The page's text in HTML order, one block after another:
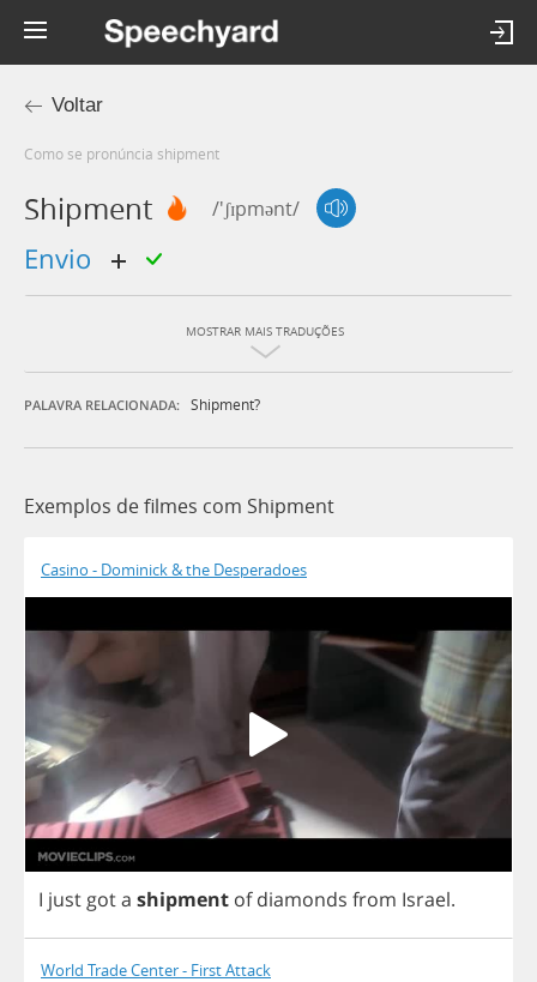
Voltar
Como se pronúncia shipment
Shipment /'ʃɪpmənt/
envio
MOSTRAR MAIS TRADUÇÕES
PALAVRA RELACIONADA: Shipment?
Exemplos de filmes com Shipment
Casino - Dominick & the Desperadoes
I just gota shipment of diamonds from Israel.
World Trade Center - First Attack